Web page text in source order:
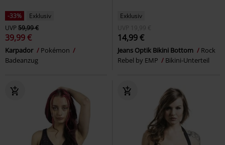
-33%
Exklusiv
UVP59,99 €
39,99 €
Karpador
Pokémon
Badeanzug
Exklusiv
UVP
19,99 €
14,99 €
Jeans Optik Bikini Bottom
Rock
Rebel by EMP
Bikini-Unterteil